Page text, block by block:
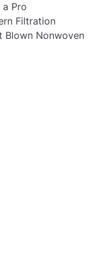
Pro
Filtration
Blown Nonwoven